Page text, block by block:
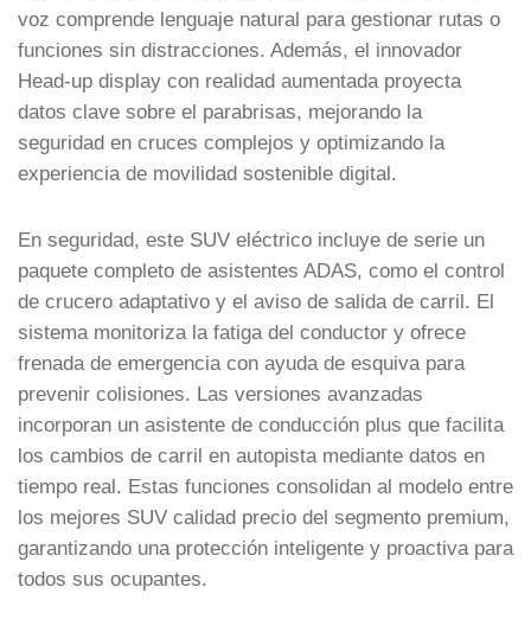
voz comprende lenguaje natural para gestionar rutas o
funciones sin distracciones. Además, el innovador
Head-up display con realidad aumentada proyecta
datos clave sobre el parabrisas, mejorando la
seguridad en cruces complejos y optimizando la
experiencia de movilidad sostenible digital.
En seguridad, este SUV eléctrico incluye de serie un
paquete completo de asistentes ADAS, como el control
de crucero adaptativo y el aviso de salida de carril. El
sistema monitoriza la fatiga del conductor y ofrece
frenada de emergencia con ayuda de esquiva para
prevenir colisiones. Las versiones avanzadas
incorporan un asistente de conducción plus que facilita
los cambios de carril en autopista mediante datos en
tiempo real. Estas funciones consolidan al modelo entre
los mejores SUV calidad precio del segmento premium,
garantizando una protección inteligente y proactiva para
todos sus ocupantes.